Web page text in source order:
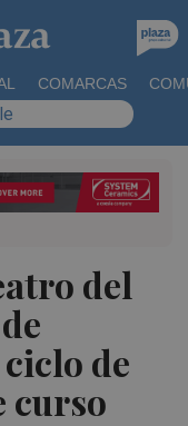
COMARCAS
del
de
curso